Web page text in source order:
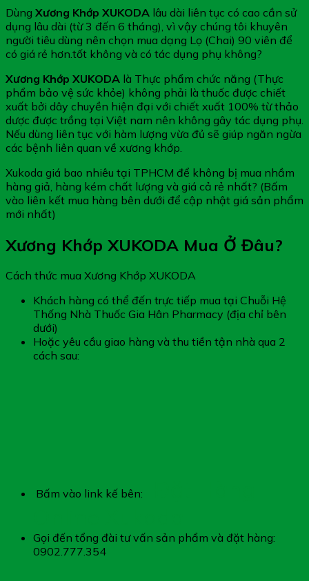
Dùng Xương Khớp XUKODA lâu dài liên tục có cao cần sử
dụng lâu dài (từ 3 đến 6 tháng), vì vậy chúng tôi khuyên
người tiêu dùng nên chọn mua dạng Lọ (Chai) 90 viên để
có giá rẻ hơn.tốt không và có tác dụng phụ không?
Xương Khớp XUKODA là Thực phẩm chức năng (Thực
phẩm bảo vệ sức khỏe) không phải là thuốc được chiết
xuất bởi dây chuyền hiện đại với chiết xuất 100% từ thảo
dược được trồng tại Việt nam nên không gây tác dụng phụ.
Nếu dùng liên tục với hàm lượng vừa đủ sẽ giúp ngăn ngừa
các bệnh liên quan về xương khớp.
Xukoda giá bao nhiêu tại TPHCM để không bị mua nhầm
hàng giả, hàng kém chất lượng và giá cả rẻ nhất? (Bấm
vào liên kết mua hàng bên dưới để cập nhật giá sản phẩm
mới nhất)
Xương Khớp XUKODA Mua Ở Đâu?
Cách thức mua Xương Khớp XUKODA
Khách hàng có thể đến trực tiếp mua tại Chuỗi Hệ
Thống Nhà Thuốc Gia Hân Pharmacy (địa chỉ bên
dưới)
Hoặc yêu cầu giao hàng và thu tiền tận nhà qua 2
cách sau:
Bấm vào link kế bên:
Gọi đến tổng đài tư vấn sản phẩm và đặt hàng:
0902.777.354